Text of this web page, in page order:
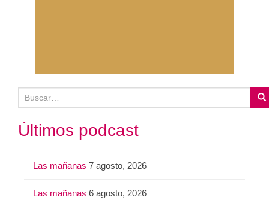
u
s
c
Últimos podcast
Las mañanas 7 agosto, 2026
Las mañanas 6 agosto, 2026